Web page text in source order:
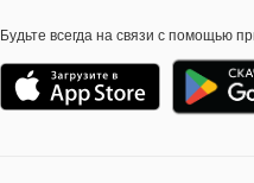
Будьте всегда на связи с помощью